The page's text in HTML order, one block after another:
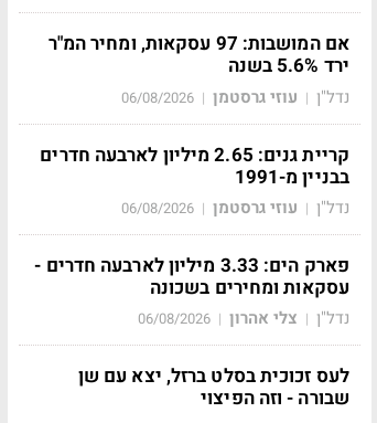
אם המושבות: 97 עסקאות, ומחיר המ"ר
ירד 5.6% בשנה
נדל"ן | עוזי גרסטמן |
06/08/2026
קריית גנים: 2.65 מיליון לארבעה חדרים
בבניין מ-1991
נדל"ן | עוזי גרסטמן |
06/08/2026
פארק הים: 3.33 מיליון לארבעה חדרים -
עסקאות ומחירים בשכונה
נדל"ן | צלי אהרון |
06/08/2026
לעס זכוכית בסלט ברזל, יצא עם שן
שבורה - וזה הפיצוי